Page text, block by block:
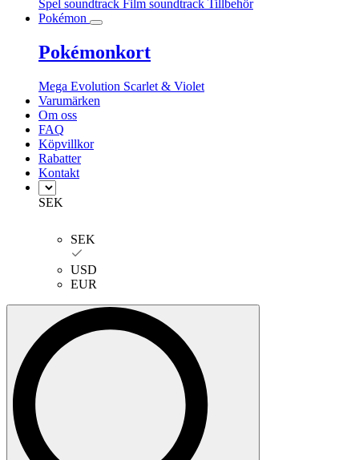
Spel soundtrack Film soundtrack Tillbehör
Pokémon
Pokémonkort
Mega Evolution Scarlet & Violet
Varumärken
Om oss
FAQ
Köpvillkor
Rabatter
Kontakt
SEK
SEK
USD
EUR